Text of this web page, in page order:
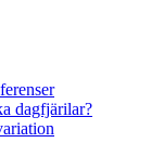
dagfjärilar?